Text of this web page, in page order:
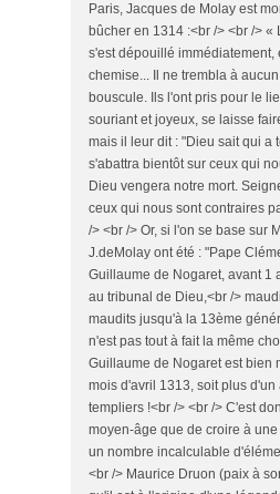
Paris, Jacques de Molay est
bûcher en 1314 :<br /> <br /> «
s'est dépouillé immédiatement,
chemise... Il ne trembla à
bouscule. Ils l'ont pris pour le
souriant et joyeux, se laisse
mais il leur dit : "Dieu sait qui a
s'abattra bientôt sur ceux qui
Dieu vengera notre mort.
ceux qui nous sont contraires
/> <br /> Or, si l'on se base sur
J.deMolay ont été : "Pape
Guillaume de Nogaret, avant 1
au tribunal de Dieu,<br />
maudits jusqu'à la 13ème
n'est pas tout à fait la même
Guillaume de Nogaret est bien
mois d'avril 1313, soit plus
templiers !<br /> <br /> C'est
moyen-âge que de croire à
un nombre incalculable
<br /> Maurice Druon (paix à